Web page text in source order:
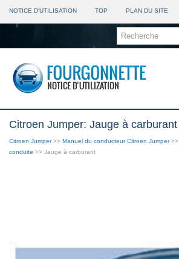
NOTICE D'UTILISATION TOP PLAN DU SITE
Citroen Jumper: Jauge à carburant
Citroen Jumper>> Manuel du conducteur Citroen Jumper>>
conduite >> Jauge à carburant